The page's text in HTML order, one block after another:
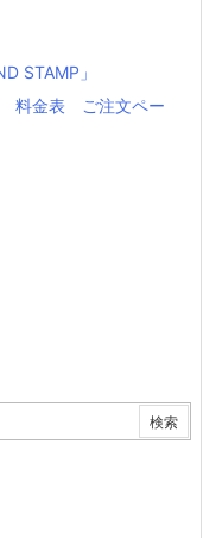
STAMP」
料金表 ご注文ペー